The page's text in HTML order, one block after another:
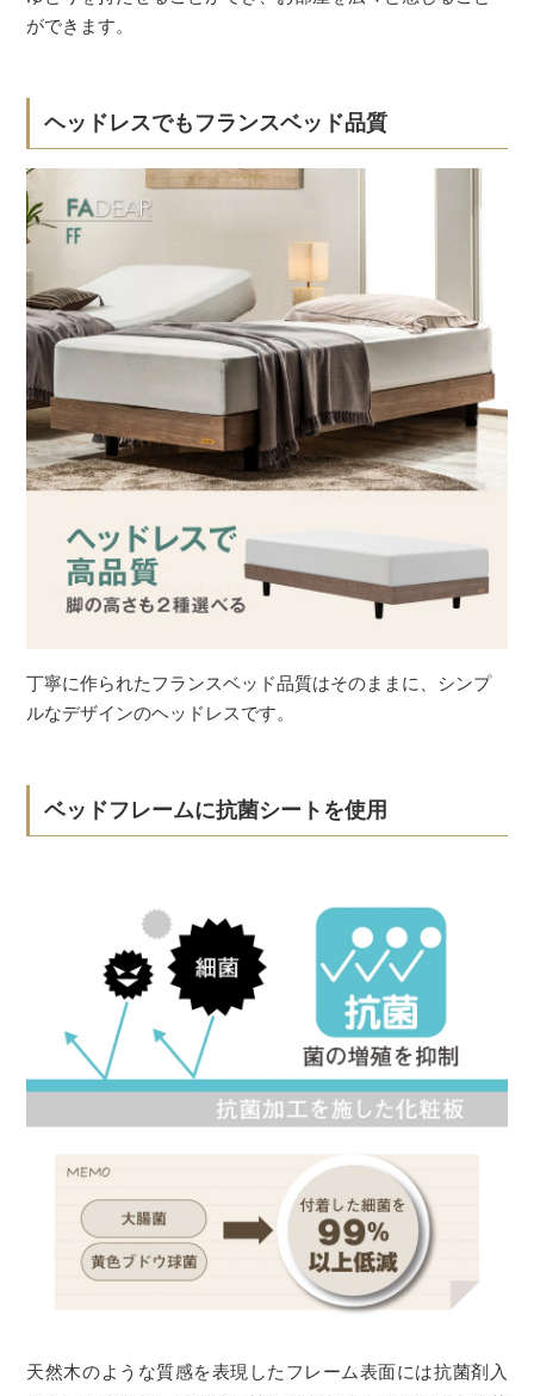
ができます。
ヘッドレスでもフランスベッド品質
丁寧に作られたフランスベッド品質はそのままに、シンプ
ルなデザインのヘッドレスです。
ベッドフレームに抗菌シートを使用
天然木のような質感を表現したフレーム表面には抗菌剤入